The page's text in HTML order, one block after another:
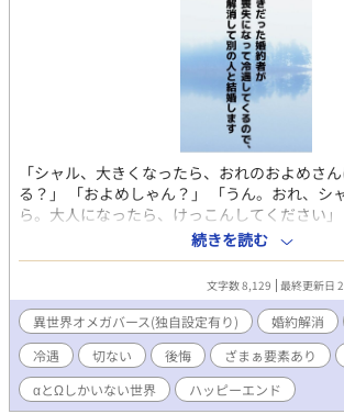
「シャル、大きくなったら、おれのおよめさ
る？」 「およめしゃん？」 「うん。おれ、シ
ら。大人になったら、けっこんしてください
もリュシーしゃま、だいしゅき！ およめし
✩ ✩ ✩ 幼き日に交わした『約束』。その
のは、シャーロットが十二歳、リュシオンが
れから三年。リュシオンが事故により記憶喪
全てが狂っていく――。
い、αとΩしかいない世界観なので、女性やβ
きません。 ✻独自設定の異世界オメガバース
日更新。その後は週3話の更新を目指します。
新、遅筆なのでゆっくりペースにはなりますが
続きを読む
文字数 8,129 最終更新日
異世界オメガバース(独自設定有り) 婚約解消
冷遇
切ない 後悔 ざまぁ要素あり
αとΩしかいない世界
ハッピーエンド